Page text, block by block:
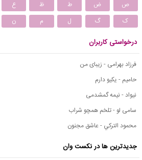
ص
ض ط ظ ع
ک
گ ل م ن
درخواستی کاربران
فرزاد بهرامی - زیبای من
حامیم - یکیو دارم
نیواد - نیمه گمشدمی
سامی لو - تلخم همچو شراب
محمود التركي - عاشق مجنون
جدیدترین ها در نکست وان